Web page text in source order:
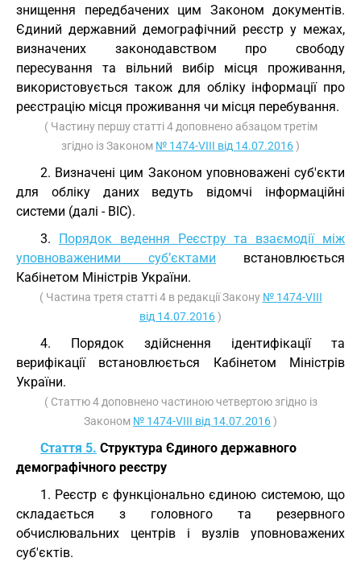
знищення передбачених цим Законом документів.
Єдиний державний демографічний реєстр у межах,
визначених законодавством про свободу
пересування та вільний вибір місця проживання,
використовується також для обліку інформації про
реєстрацію місця проживання чи місця перебування.
( Частину першу статті 4 доповнено абзацом третім
згідно із Законом № 1474-VIII від 14.07.2016)
2. Визначені цим Законом уповноважені суб'єкти
для обліку даних ведуть відомчі інформаційні
системи (далі - ВІС).
3. Порядок ведення Реєстру та взаємодії між
уповноваженими суб’єктами встановлюється
Кабінетом Міністрів України.
( Частина третя статті 4 в редакції Закону № 1474-VIII
від 14.07.2016)
4. Порядок здійснення ідентифікації та
верифікації встановлюється Кабінетом Міністрів
України.
( Статтю 4 доповнено частиною четвертою згідно із
Законом № 1474-VIII від 14.07.2016)
Стаття 5. Структура Єдиного державного
демографічного реєстру
1. Реєстр є функціонально єдиною системою, що
складається з головного та резервного
обчислювальних центрів і вузлів уповноважених
суб'єктів.